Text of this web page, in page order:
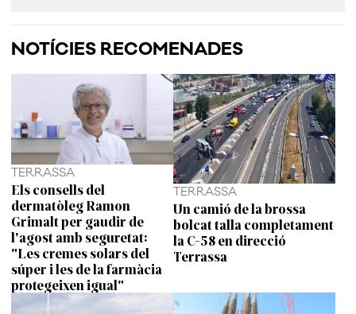
NOTÍCIES RECOMENADES
TERRASSA
Els consells del
dermatòleg Ramon
Grimalt per gaudir de
l'agost amb seguretat:
"Les cremes solars del
súper i les de la farmàcia
protegeixen igual"
TERRASSA
Un camió de la brossa
bolcat talla completament
la C-58 en direcció
Terrassa